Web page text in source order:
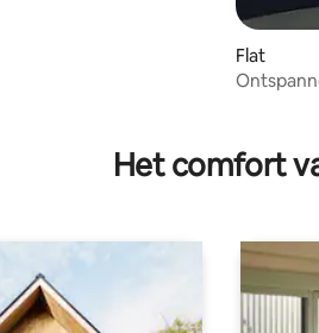
Flat
Het comfort